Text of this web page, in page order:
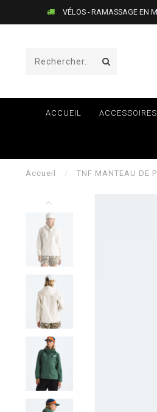
VÉLOS - RAMASSAGE EN
ACCUEIL
Accueil / TNF MANTEAU DE